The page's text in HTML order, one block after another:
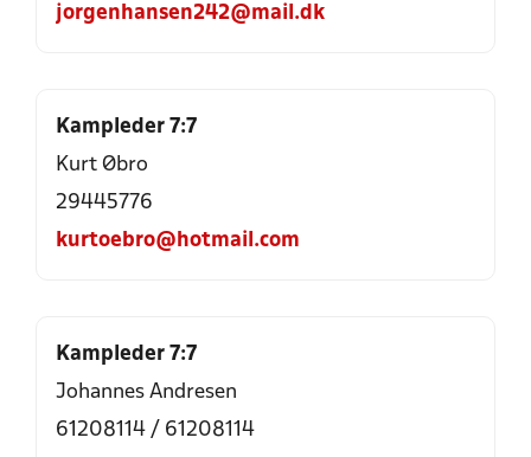
jorgenhansen242@mail.dk
Kampleder 7:7
Kurt Øbro
29445776
kurtoebro@hotmail.com
Kampleder 7:7
Johannes Andresen
61208114 / 61208114